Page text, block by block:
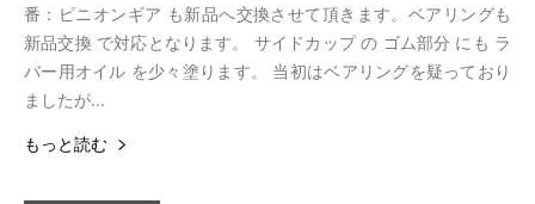
番：ピニオンギア も新品へ交換させて頂きます。ベアリングも
新品交換 で対応となります。 サイドカップ の ゴム部分 にも ラ
バー用オイル を少々塗ります。 当初はベアリングを疑っており
ましたが...
もっと読む